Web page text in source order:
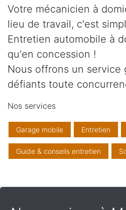
Votre mécanicien à
lieu de travail, c'est
Entretien automobile à
qu'en concession !
Nous offrons un service
défiants toute
Nos services
Garage mobile Entretien
Guide & conseils entretien